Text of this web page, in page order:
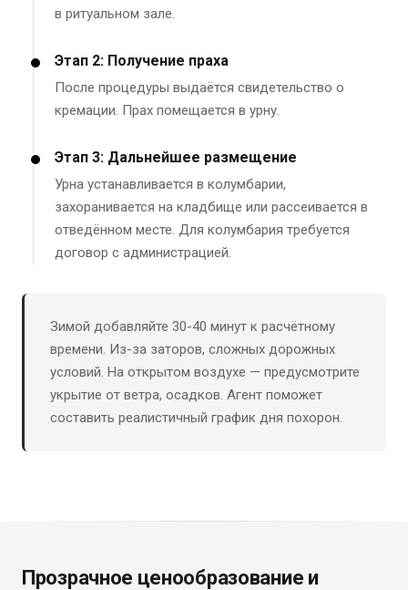
в ритуальном зале.
Этап 2: Получение праха
После процедуры выдаётся свидетельство о
кремации. Прах помещается в урну.
Этап 3: Дальнейшее размещение
Урна устанавливается в колумбарии,
захоранивается на кладбище или рассеивается в
отведённом месте. Для колумбария требуется
договор с администрацией.
Зимой добавляйте 30-40 минут к расчётному
времени. Из-за заторов, сложных дорожных
условий. На открытом воздухе — предусмотрите
укрытие от ветра, осадков. Агент поможет
составить реалистичный график дня похорон.
Прозрачное ценообразование и